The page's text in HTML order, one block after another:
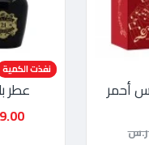
أحمر
-51 %
نفذت الكمية
عطر